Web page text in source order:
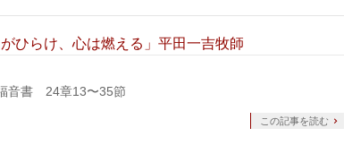
ひらけ、心は燃える」平田一吉牧師
音書 24章13〜35節
この記事を読む